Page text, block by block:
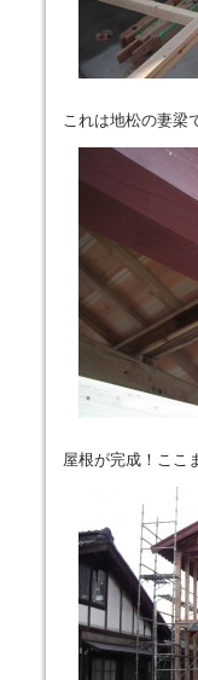
これは地松の妻梁
屋根が完成！ここ